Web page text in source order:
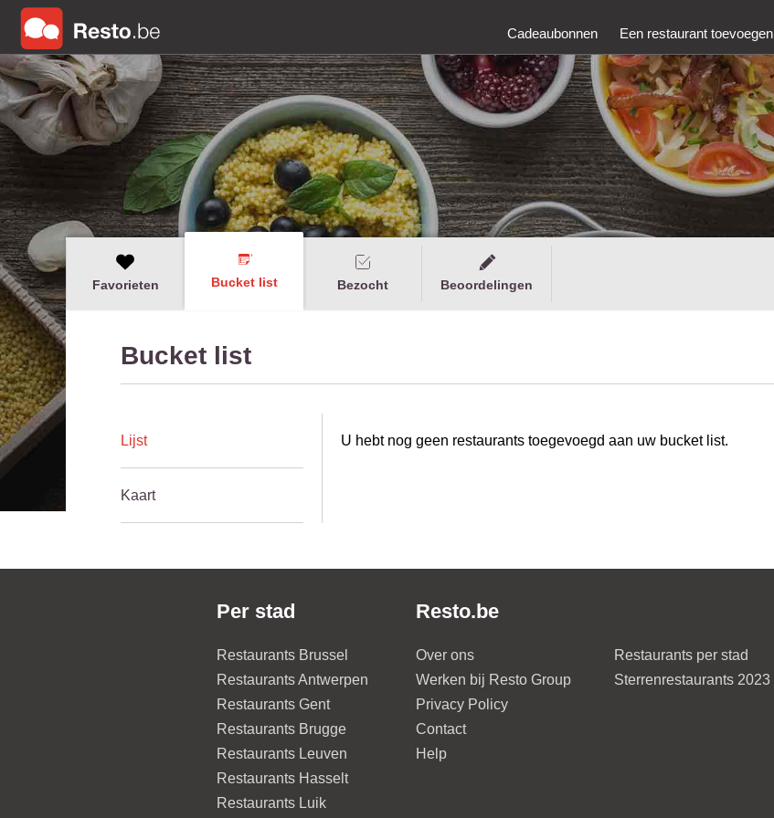
Cadeaubonnen Een restaurant toevoegen
Favorieten Bucket list Bezocht Beoordelingen
Bucket list
Lijst
Kaart
U hebt nog geen restaurants toegevoegd aan uw bucket list.
Per stad
Restaurants Brussel
Restaurants Antwerpen
Restaurants Gent
Restaurants Brugge
Restaurants Leuven
Restaurants Hasselt
Restaurants Luik
Resto.be
Over ons
Werken bij Resto Group
Privacy Policy
Contact
Help
Restaurants per stad
Sterrenrestaurants 2023